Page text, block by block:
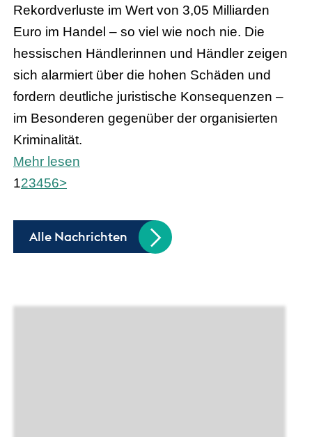
Rekordverluste im Wert von 3,05 Milliarden
Euro im Handel – so viel wie noch nie. Die
hessischen Händlerinnen und Händler zeigen
sich alarmiert über die hohen Schäden und
fordern deutliche juristische Konsequenzen –
im Besonderen gegenüber der organisierten
Kriminalität.
Mehr lesen
123456>
Alle Nachrichten